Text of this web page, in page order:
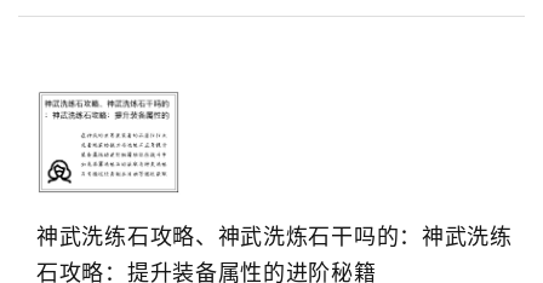
神武洗练石攻略、神武洗炼石干吗的：神武洗练
石攻略：提升装备属性的进阶秘籍